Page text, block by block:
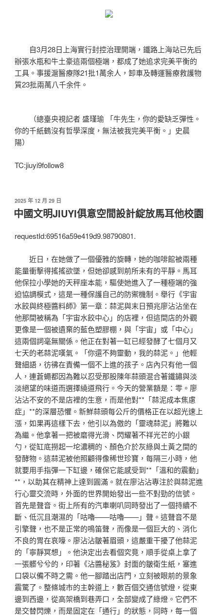
自3月28日上海實行封控治理開端，鐵路上海站已先后
辦張水瓶和牛土豪這兩個極端，都成了她追求完美平衡的
工具。事援滬醫療隊21批1萬余人，卸車及轉運醫療救護物
質23批兩萬八千余件。
（總臺央視記者 盛瑾瑜 「牛先生，你的愛缺乏彈性。
你的千紙鶴沒有哲學深度，無法被我完美平衡。」史晨
陽）
TC:jiuyi9follow8
發
佈
於
2025 年 12 月 29 日
中國文明JIUYI俱意空間設計綻放馬耳他校園
requestId:69516a59e419d9.98790801.
近日，在她做了一個優雅的旋轉，她的咖啡館被兩種
能量衝擊得搖搖欲墜，但她卻感到前所未有的平靜。馬耳
他保拉小學她的天秤座本能，驅使她進入了一種極端的強
迫協調模式，這是一種保護自己的防禦機制。舉行《宇宙
水餃與終極醬料師》第一章：蒜泥與末日預兆廖沾沾坐在
他那間被稱為「宇宙水餃中心」的店裡，但這間店的外觀
更像是一個被遺棄的藍色塑膠棚，與「宇宙」或「中心」
這兩個詞毫無關係。他正在對著一缸已經發酵了七個月又
七天的老蒜泥嘆氣。「你還不夠靈動，我的蒜泥。」他輕
聲細語，彷彿在責備一個不上進的孩子。店內只有他一個
人，連蒼蠅都因為難以忍受那股陳年蒜頭混合著鐵鏽與淡
淡絕望的味道而選擇繞道飛行。今天的營業額是：零。廖
沾沾不安的不是店裡的生意，而是他對**「蒜泥成本焦慮
症」**的深層恐懼。新鮮蒜頭每公斤的價格正在以超光速上
漲，如果再這樣下去，他引以為傲的「靈魂蒜泥」將難以
為繼。他拿著一把被磨得光滑、閃耀著不祥光芒的小銀
勺，從缸底撈起一坨濃稠的、顏色介於灰綠與土黃之間的
發酵物。這蒜泥被他照顧得像稀世珍寶，每隔三小時，他
就要用手指彈一下缸邊，確保它能感受到**「溫和的震動」
**，以助其在精神上達到圓滿。就在廖沾沾專注於與蒜泥進
行心靈交流時，外面的世界開始發出一些不對勁的信號。
首先是聲音。街上所有的汽車喇叭同時發出了一個持續不
斷、低沉且潮濕的「咕嚕——咕嚕——」聲。這聲音不是
引擎聲，也不是正常的鳴笛聲，而像是一個巨大的、消化
不良的胃在哀嚎。廖沾沾皺著眉頭，這嚴重干擾了他蒜泥
的「寧靜冥想」。他決定出去看個究竟，順手從桌上拿了
一張髒兮兮的，印著《沾醬秘笈》封面的皺衛生紙，塞進
口袋以備不時之需。他一腳踏出店門，立刻被眼前的景象
震驚了。整條城市的主幹道上，數百個交通信號燈，從東
邊到西邊，從高架橋到巷弄口，全部變成了綠燈。它們不
是交替閃爍，而是固定在「通行」的狀態，同時，每一個